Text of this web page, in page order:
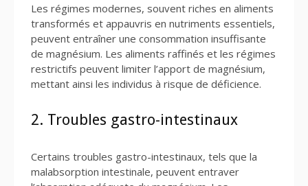
Les régimes modernes, souvent riches en aliments
transformés et appauvris en nutriments essentiels,
peuvent entraîner une consommation insuffisante
de magnésium. Les aliments raffinés et les régimes
restrictifs peuvent limiter l’apport de magnésium,
mettant ainsi les individus à risque de déficience.
2. Troubles gastro-intestinaux
Certains troubles gastro-intestinaux, tels que la
malabsorption intestinale, peuvent entraver